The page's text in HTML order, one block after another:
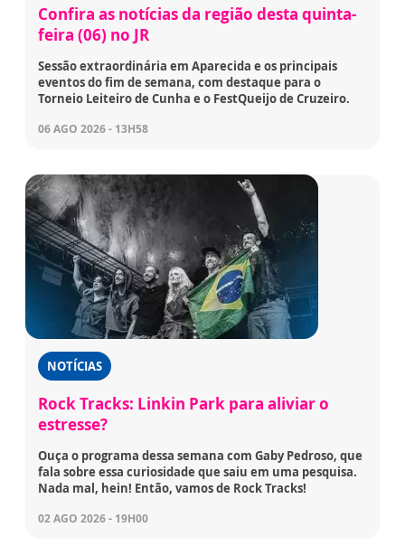
Confira as notícias da região desta quinta-
feira (06) no JR
Sessão extraordinária em Aparecida e os principais
eventos do fim de semana, com destaque para o
Torneio Leiteiro de Cunha e o FestQueijo de Cruzeiro.
06 AGO 2026 - 13H58
NOTÍCIAS
Rock Tracks: Linkin Park para aliviar o
estresse?
Ouça o programa dessa semana com Gaby Pedroso, que
fala sobre essa curiosidade que saiu em uma pesquisa.
Nada mal, hein! Então, vamos de Rock Tracks!
02 AGO 2026 - 19H00